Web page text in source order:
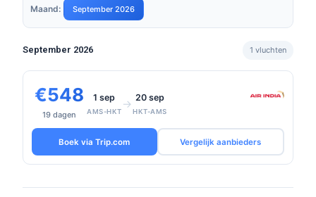
Maand: September 2026
September 2026 1 vluchten
€548
19 dagen
1 sep
AMS-HKT
→ 20 sep
HKT-AMS
Boek via Trip.com Vergelijk aanbieders